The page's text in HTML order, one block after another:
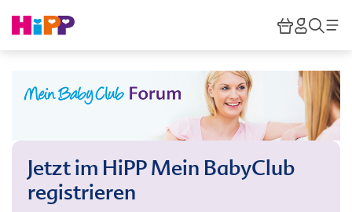
HiPP
Jetzt im HiPP Mein BabyClub
registrieren